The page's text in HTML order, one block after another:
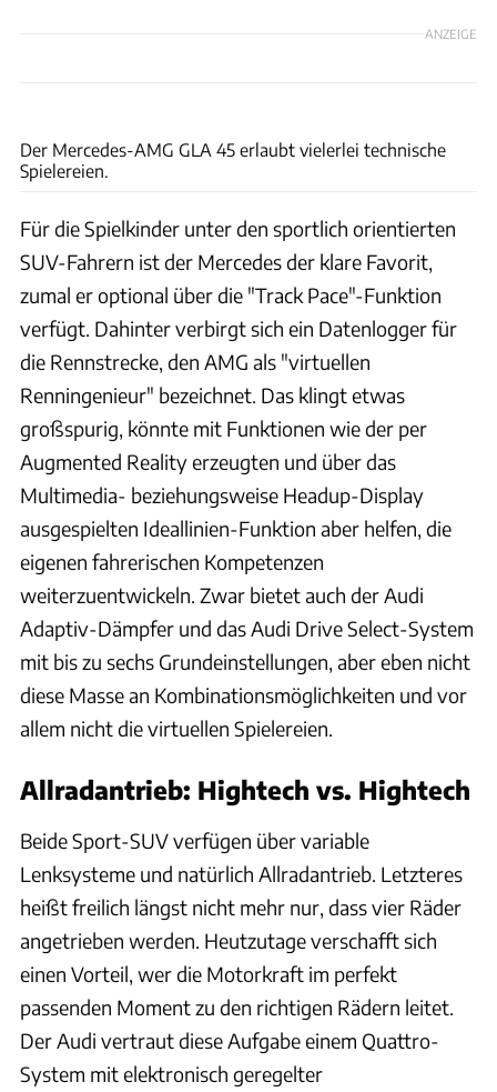
ANZEIGE
Der Mercedes-AMG GLA 45 erlaubt vielerlei technische
Spielereien.
Für die Spielkinder unter den sportlich orientierten
SUV-Fahrern ist der Mercedes der klare Favorit,
zumal er optional über die "Track Pace"-Funktion
verfügt. Dahinter verbirgt sich ein Datenlogger für
die Rennstrecke, den AMG als "virtuellen
Renningenieur" bezeichnet. Das klingt etwas
großspurig, könnte mit Funktionen wie der per
Augmented Reality erzeugten und über das
Multimedia- beziehungsweise Headup-Display
ausgespielten Ideallinien-Funktion aber helfen, die
eigenen fahrerischen Kompetenzen
weiterzuentwickeln. Zwar bietet auch der Audi
Adaptiv-Dämpfer und das Audi Drive Select-System
mit bis zu sechs Grundeinstellungen, aber eben nicht
diese Masse an Kombinationsmöglichkeiten und vor
allem nicht die virtuellen Spielereien.
Allradantrieb: Hightech vs. Hightech
Beide Sport-SUV verfügen über variable
Lenksysteme und natürlich Allradantrieb. Letzteres
heißt freilich längst nicht mehr nur, dass vier Räder
angetrieben werden. Heutzutage verschafft sich
einen Vorteil, wer die Motorkraft im perfekt
passenden Moment zu den richtigen Rädern leitet.
Der Audi vertraut diese Aufgabe einem Quattro-
System mit elektronisch geregelter